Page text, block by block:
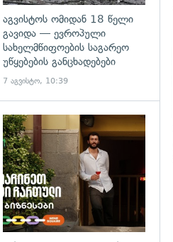
აგვისტოს ომიდან 18 წელი
გავიდა — ევროპული
სახელმწიფოების საგარეო
უწყებების განცხადებები
7 აგვისტო, 10:39